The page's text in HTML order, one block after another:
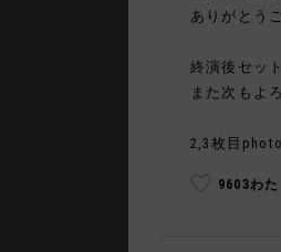
ありがとう
終演後セッ
また次もよ
2,3枚目
9603わた